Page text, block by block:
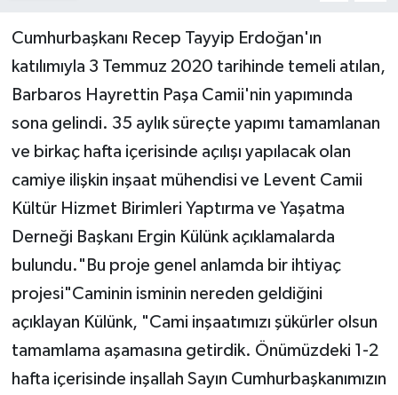
Cumhurbaşkanı Recep Tayyip Erdoğan'ın
katılımıyla 3 Temmuz 2020 tarihinde temeli atılan,
Barbaros Hayrettin Paşa Camii'nin yapımında
sona gelindi. 35 aylık süreçte yapımı tamamlanan
ve birkaç hafta içerisinde açılışı yapılacak olan
camiye ilişkin inşaat mühendisi ve Levent Camii
Kültür Hizmet Birimleri Yaptırma ve Yaşatma
Derneği Başkanı Ergin Külünk açıklamalarda
bulundu."Bu proje genel anlamda bir ihtiyaç
projesi"Caminin isminin nereden geldiğini
açıklayan Külünk, "Cami inşaatımızı şükürler olsun
tamamlama aşamasına getirdik. Önümüzdeki 1-2
hafta içerisinde inşallah Sayın Cumhurbaşkanımızın